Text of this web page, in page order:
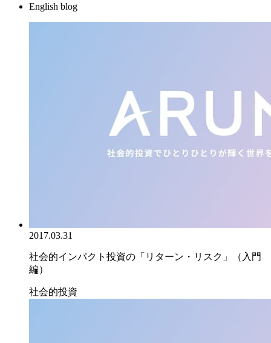
English blog
2017.03.31
社会的インパクト投資の「リターン・リスク」（入門
編）
社会的投資